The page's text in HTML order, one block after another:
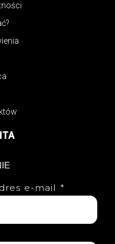
e-mail *